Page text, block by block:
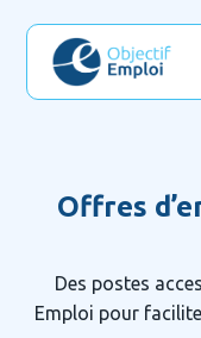
Offres
Des postes
Emploi pour